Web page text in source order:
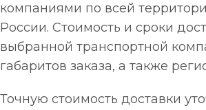
компаниями по всей
России. Стоимость и сроки
выбранной транспортной
габаритов заказа, а также
Точную стоимость доставки